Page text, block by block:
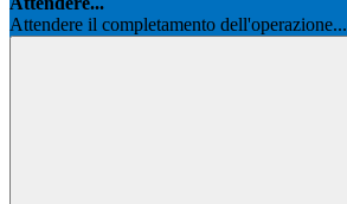
Attendere il completamento dell'operazione...